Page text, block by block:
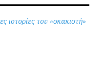
του «σκακιστή»